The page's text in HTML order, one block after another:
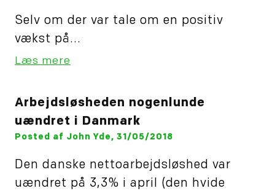
Selv om der var tale om en positiv
vækst på...
Læs mere
Arbejdsløsheden nogenlunde
uændret i Danmark
Posted af John Yde, 31/05/2018
Den danske nettoarbejdsløshed var
uændret på 3,3% i april (den hvide